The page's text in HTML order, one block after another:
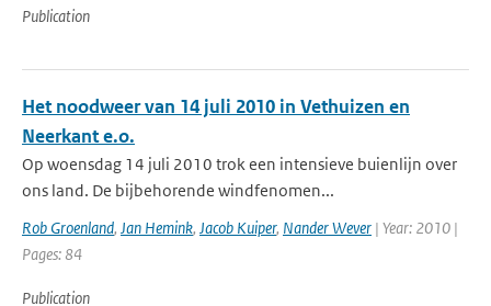
Publication
Het noodweer van 14 juli 2010 in Vethuizen en
Neerkant e.o.
Op woensdag 14 juli 2010 trok een intensieve buienlijn over
ons land. De bijbehorende windfenomen...
Rob Groenland, Jan Hemink, Jacob Kuiper, Nander Wever | Year: 2010 |
Pages: 84
Publication